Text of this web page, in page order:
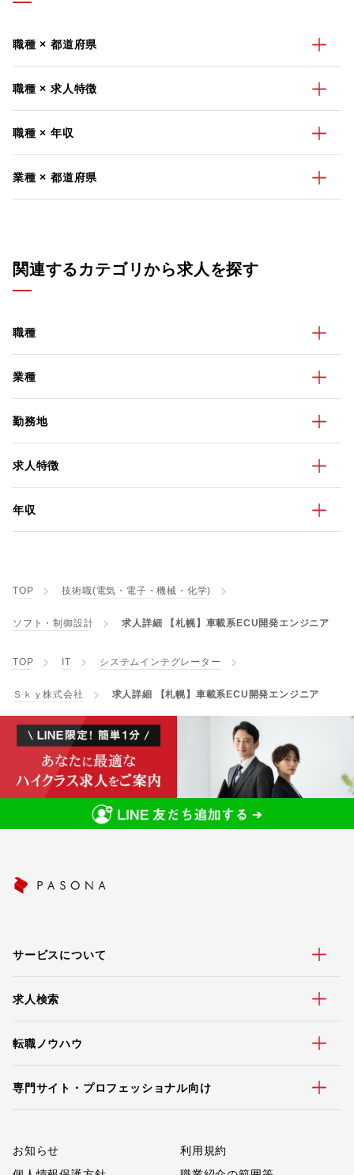
職種 × 都道府県
職種 × 求人特徴
職種 × 年収
業種 × 都道府県
関連するカテゴリから求人を探す
職種
業種
勤務地
求人特徴
年収
TOP 技術職(電気・電子・機械・化学)
ソフト・制御設計 求人詳細 【札幌】車載系ECU開発エンジニア
TOP IT システムインテグレーター
Ｓｋｙ株式会社 求人詳細 【札幌】車載系ECU開発エンジニア
サービスについて
求人検索
転職ノウハウ
専門サイト・プロフェッショナル向け
お知らせ
利用規約